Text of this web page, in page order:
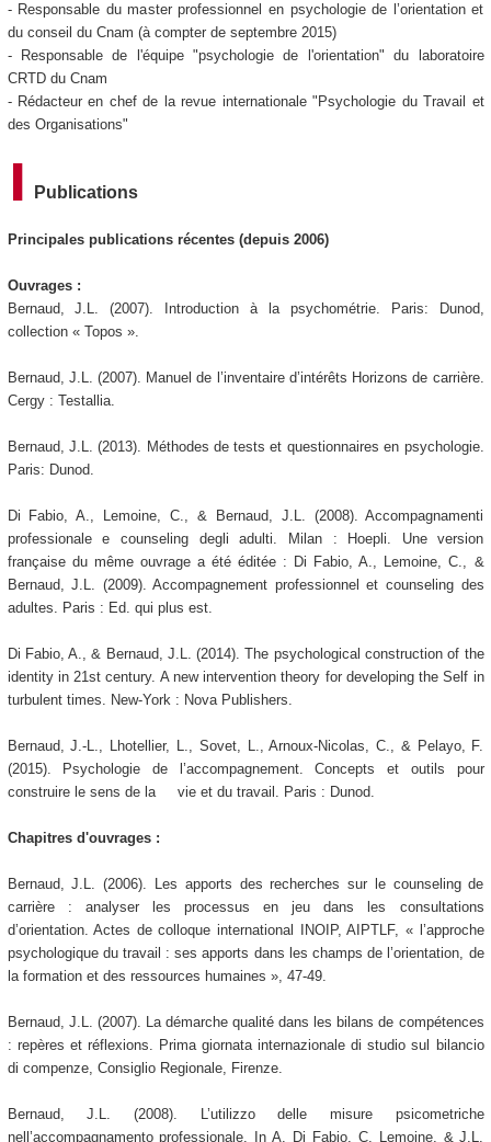
- Responsable du master professionnel en psychologie de l’orientation et
du conseil du Cnam (à compter de septembre 2015)
- Responsable de l'équipe "psychologie de l'orientation" du laboratoire
CRTD du Cnam
- Rédacteur en chef de la revue internationale "Psychologie du Travail et
des Organisations"
Publications
Principales publications récentes (depuis 2006)
Ouvrages :
Bernaud, J.L. (2007). Introduction à la psychométrie. Paris: Dunod,
collection « Topos ».
Bernaud, J.L. (2007). Manuel de l’inventaire d’intérêts Horizons de carrière.
Cergy : Testallia.
Bernaud, J.L. (2013). Méthodes de tests et questionnaires en psychologie.
Paris: Dunod.
Di Fabio, A., Lemoine, C., & Bernaud, J.L. (2008). Accompagnamenti
professionale e counseling degli adulti. Milan : Hoepli. Une version
française du même ouvrage a été éditée : Di Fabio, A., Lemoine, C., &
Bernaud, J.L. (2009). Accompagnement professionnel et counseling des
adultes. Paris : Ed. qui plus est.
Di Fabio, A., & Bernaud, J.L. (2014). The psychological construction of the
identity in 21st century. A new intervention theory for developing the Self in
turbulent times. New-York : Nova Publishers.
Bernaud, J.-L., Lhotellier, L., Sovet, L., Arnoux-Nicolas, C., & Pelayo, F.
(2015). Psychologie de l’accompagnement. Concepts et outils pour
construire le sens de la vie et du travail. Paris : Dunod.
Chapitres d'ouvrages :
Bernaud, J.L. (2006). Les apports des recherches sur le counseling de
carrière : analyser les processus en jeu dans les consultations
d’orientation. Actes de colloque international INOIP, AIPTLF, « l’approche
psychologique du travail : ses apports dans les champs de l’orientation, de
la formation et des ressources humaines », 47-49.
Bernaud, J.L. (2007). La démarche qualité dans les bilans de compétences
: repères et réflexions. Prima giornata internazionale di studio sul bilancio
di compenze, Consiglio Regionale, Firenze.
Bernaud, J.L. (2008). L’utilizzo delle misure psicometriche
nell’accompagnamento professionale. In A. Di Fabio, C. Lemoine, & J.L.